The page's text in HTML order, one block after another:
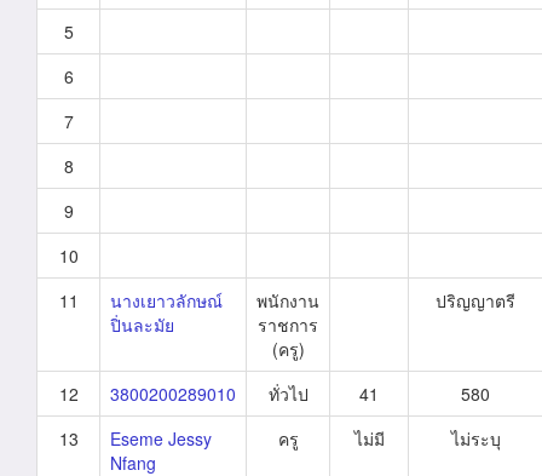
5
6
7
8
9
10
11
นางเยาวลักษณ์
ปิ่นละมัย
พนักงาน
ราชการ
(ครู)
ปริญญาตรี
12 3800200289010 ทั่วไป 41
580
13
Eseme Jessy
Nfang
ครู ไม่มี ไม่ระบุ